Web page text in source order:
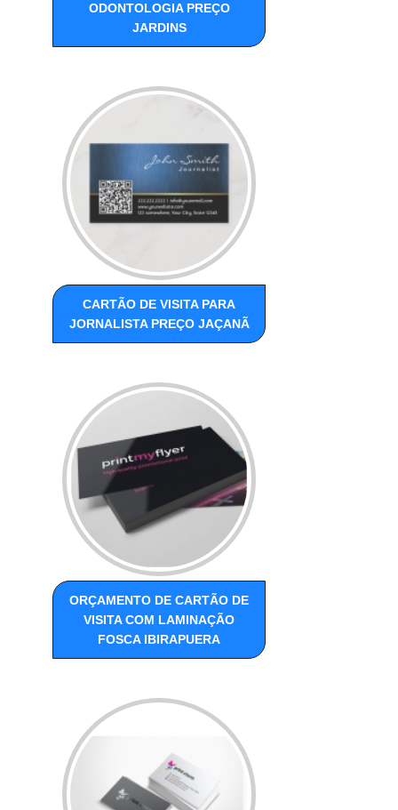
ODONTOLOGIA PREÇO
JARDINS
CARTÃO DE VISITA PARA
JORNALISTA PREÇO JAÇANÃ
ORÇAMENTO DE CARTÃO DE
VISITA COM LAMINAÇÃO
FOSCA IBIRAPUERA